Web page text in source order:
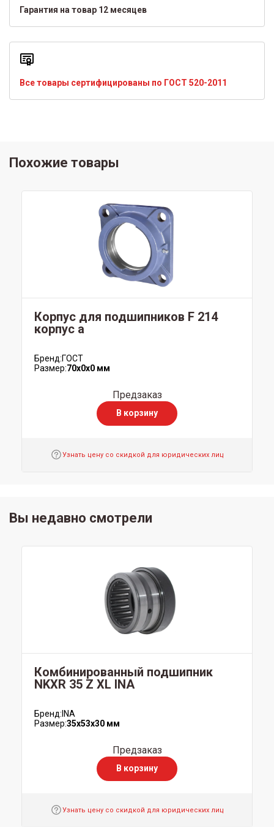
Гарантия на товар 12 месяцев
Все товары сертифицированы по ГОСТ 520-2011
Похожие товары
Корпус для подшипников F 214
корпус а
Бренд:ГОСТ
Размер:70x0x0 мм
Предзаказ
В корзину
Узнать цену со скидкой для юридических лиц
Вы недавно смотрели
Комбинированный подшипник
NKXR 35 Z XL INA
Бренд: INA
Размер:35x53x30 мм
Предзаказ
В корзину
Узнать цену со скидкой для юридических лиц